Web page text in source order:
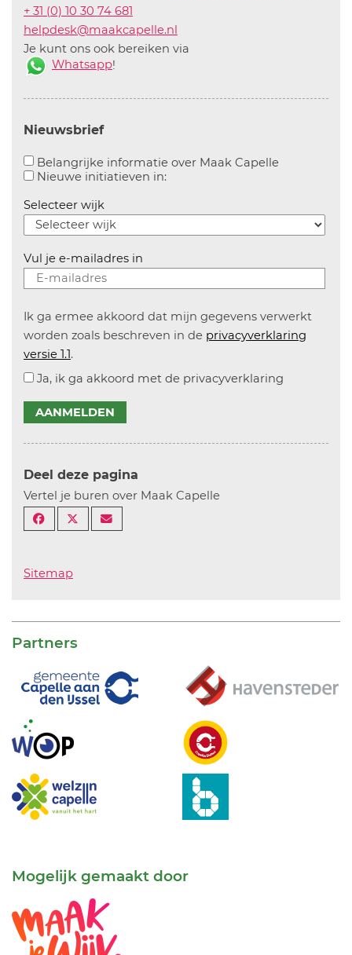
+ 31 (0) 10 30 74 681
helpdesk@maakcapelle.nl
Je kunt ons ook bereiken via
Whatsapp!
Nieuwsbrief
Belangrijke informatie over Maak CapelleAanvinken
Nieuwe initiatieven in:Aanvinken om informatie over
Selecteer wijk
Vul je e-mailadres in
Ik ga ermee akkoord dat mijn gegevens verwerkt
worden zoals beschreven in de privacyverklaring
versie 1.1.
Ja, ik ga akkoord met de privacyverklaring
AANMELDEN
Deel deze pagina
Vertel je buren over Maak Capelle
Sitemap
Partners
Mogelijk gemaakt door